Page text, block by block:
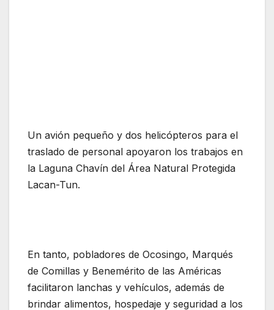
Un avión pequeño y dos helicópteros para el
traslado de personal apoyaron los trabajos en
la Laguna Chavín del Área Natural Protegida
Lacan-Tun.
En tanto, pobladores de Ocosingo, Marqués
de Comillas y Benemérito de las Américas
facilitaron lanchas y vehículos, además de
brindar alimentos, hospedaje y seguridad a los